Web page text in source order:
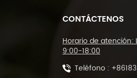
Máquina
máquina
450L y
CONTÁCTENOS
Horario de atención:
9:00-18:00
Teléfono :